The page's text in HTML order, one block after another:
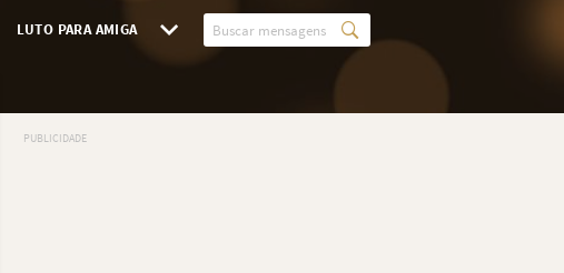
LUTO PARA AMIGA